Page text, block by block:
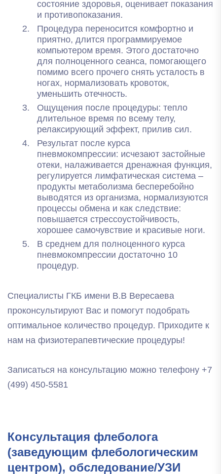
состояние здоровья, оценивает показания
и противопоказания.
Процедура переносится комфортно и
приятно, длится программируемое
компьютером время. Этого достаточно
для полноценного сеанса, помогающего
помимо всего прочего снять усталость в
ногах, нормализовать кровоток,
уменьшить отечность.
Ощущения после процедуры: тепло
длительное время по всему телу,
релаксирующий эффект, прилив сил.
Результат после курса
пневмокомпрессии: исчезают застойные
отеки, налаживается дренажная функция,
регулируется лимфатическая система –
продукты метаболизма бесперебойно
выводятся из организма, нормализуются
процессы обмена и как следствие:
повышается стрессоустойчивость,
хорошее самочувствие и красивые ноги.
В среднем для полноценного курса
пневмокомпрессии достаточно 10
процедур.
Специалисты ГКБ имени В.В Вересаева
проконсультируют Вас и помогут подобрать
оптимальное количество процедур. Приходите к
нам на физиотерапевтические процедуры!
Записаться на консультацию можно телефону +7
(499) 450-5581
Консультация флеболога
(заведующим флебологическим
центром), обследование/УЗИ